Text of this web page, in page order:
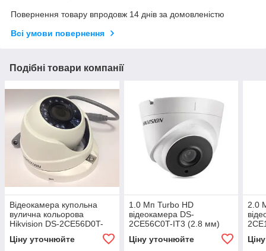
Повернення товару впродовж 14 днів за домовленістю
Всі умови повернення
Подібні товари компанії
Відеокамера купольна
вулична кольорова
Hikvision DS-2CE56D0T-
Ціну уточнюйте
1.0 Мп Turbo HD
відеокамера DS-
2CE56C0T-IT3 (2.8 мм)
Ціну уточнюйте
2.0